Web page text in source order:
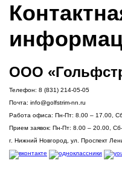
ООО
Телефон: 8 (831) 214-05-05
Почта: info@golfstrim-nn.ru
Работа офиса: Пн-Пт: 8.00 – 17.00,
Прием заявок: Пн-Пт: 8.00 – 20.00,
г. Нижний Новгород, ул. Проспект